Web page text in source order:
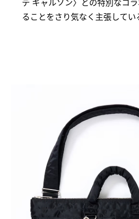
ることをさり気なく主張してい